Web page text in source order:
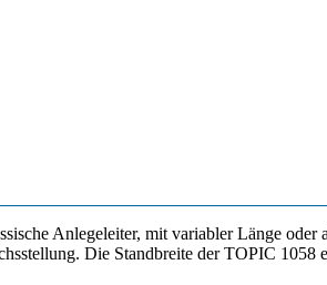
Anlegeleiter, mit variabler Länge oder
Die Standbreite der TOPIC 1058